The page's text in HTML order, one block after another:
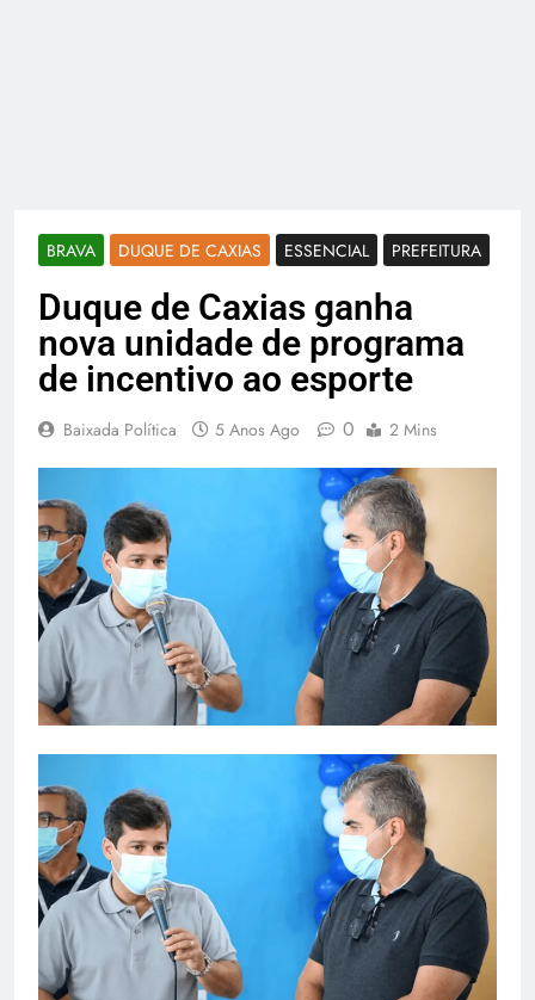
BRAVA DUQUE DE CAXIAS ESSENCIAL PREFEITURA
Duque de Caxias ganha
nova unidade de programa
de incentivo ao esporte
Baixada Política 5 Anos Ago 0 2 Mins